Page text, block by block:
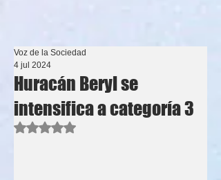
Huracán Beryl se
intensifica a categoría 3
Voz de la Sociedad
4 jul 2024
Obtuvo NaN de 5 estrellas.